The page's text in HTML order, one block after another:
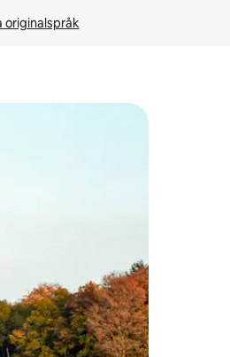
originalspråk
svepa.